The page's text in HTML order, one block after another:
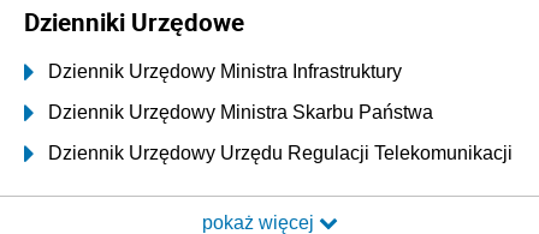
Dzienniki Urzędowe
Dziennik Urzędowy Ministra Infrastruktury
Dziennik Urzędowy Ministra Skarbu Państwa
Dziennik Urzędowy Urzędu Regulacji Telekomunikacji
Dziennik Urzędowy Ministra Transportu i Budownictwa
pokaż więcej